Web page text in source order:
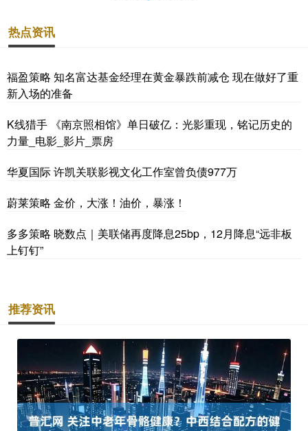
热点资讯
福盈策略 知名富达基金经理在黄金暴跌前减仓 现在做好了重
新入场的准备
K线猎手 《南京照相馆》单日破亿：光影重现，铭记历史的
力量_电影_影片_票房
华夏国际 许凯关联影视文化工作室曾负债977万
蔚莱策略 金价，大涨！油价，暴涨！
多多策略 晓数点｜美联储再度降息25bp，12月降息“远非板
上钉钉”
推荐资讯